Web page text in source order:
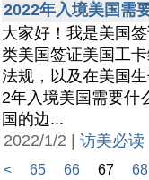
2022年入境美国需
大家好！我是美国
类美国签证美国工
法规，以及在美国
2年入境美国需要什
国的边...
2022/1/2 | 访美必读
< 65 66 67 68